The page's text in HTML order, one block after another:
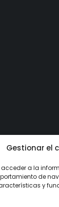
Gestionar el
a la
de
y